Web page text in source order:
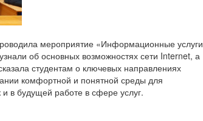
мероприятие «Информационные услуги
об основных возможностях сети Internet, а
студентам о ключевых направлениях
комфортной и понятной среды для
в будущей работе в сфере услуг.